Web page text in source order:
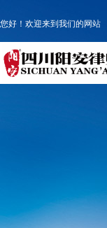
您好！欢迎来到我们的网站